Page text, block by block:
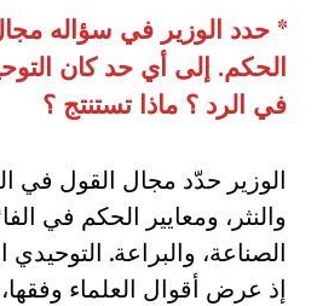
* حدد الوزير في سؤاله
الحكم. إلى أي حد كان
في الرد ؟ ماذا تستنتج ؟
الوزير حدّد مجال القول في
والنثر، ومعايير الحكم في
الصناعة، والبراعة. التوحيدي
إذ عرض أقوال العلماء